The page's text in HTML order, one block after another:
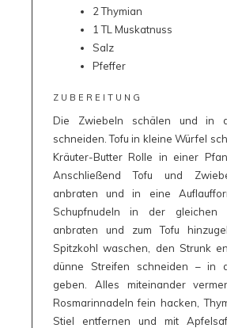
2 Thymian
1 TL Muskatnuss
Salz
Pfeffer
ZUBEREITUNG
Die Zwiebeln schälen und in
schneiden. Tofu in kleine Würfel
Kräuter-Butter Rolle in einer
Anschließend Tofu und
anbraten und in eine
Schupfnudeln in der gleichen
anbraten und zum Tofu
Spitzkohl waschen, den Strunk
dünne Streifen schneiden – in
geben. Alles miteinander
Rosmarinnadeln fein hacken,
Stiel entfernen und mit